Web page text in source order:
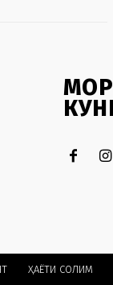
ҲАЁТИ СОЛИМ